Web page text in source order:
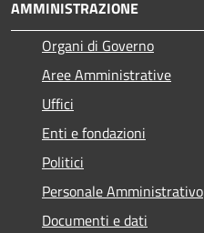
AMMINISTRAZIONE
Organi di Governo
Aree Amministrative
Uffici
Enti e fondazioni
Politici
Personale Amministrativo
Documenti e dati